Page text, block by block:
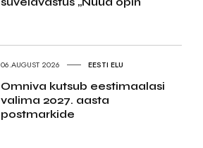
06.AUGUST 2026 EESTI ELU
Omniva kutsub eestimaalasi
valima 2027. aasta
postmarkide